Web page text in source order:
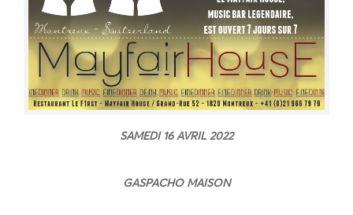
SAMEDI 16 AVRIL 2022
GASPACHO MAISON